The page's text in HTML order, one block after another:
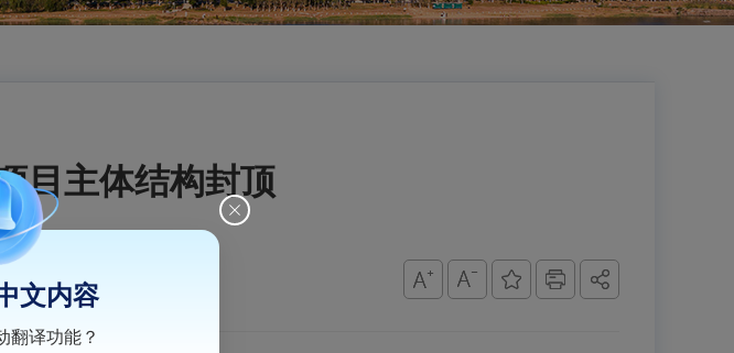
目主体结构封顶
文内容
翻译功能？